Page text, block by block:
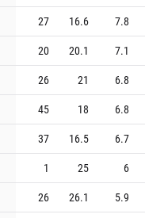
27 16.6 7.8
20 20.1 7.1
26 21 6.8
45 18 6.8
37 16.5 6.7
1 25 6
26 26.1 5.9